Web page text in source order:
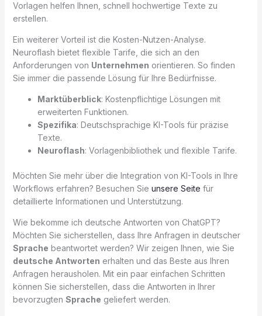
Vorlagen helfen Ihnen, schnell hochwertige Texte zu
erstellen.
Ein weiterer Vorteil ist die Kosten-Nutzen-Analyse.
Neuroflash bietet flexible Tarife, die sich an den
Anforderungen von Unternehmen orientieren. So finden
Sie immer die passende Lösung für Ihre Bedürfnisse.
Marktüberblick: Kostenpflichtige Lösungen mit
erweiterten Funktionen.
Spezifika: Deutschsprachige KI-Tools für präzise
Texte.
Neuroflash: Vorlagenbibliothek und flexible Tarife.
Möchten Sie mehr über die Integration von KI-Tools in Ihre
Workflows erfahren? Besuchen Sie unsere Seite für
detaillierte Informationen und Unterstützung.
Wie bekomme ich deutsche Antworten von ChatGPT?
Möchten Sie sicherstellen, dass Ihre Anfragen in deutscher
Sprache beantwortet werden? Wir zeigen Ihnen, wie Sie
deutsche Antworten erhalten und das Beste aus Ihren
Anfragen herausholen. Mit ein paar einfachen Schritten
können Sie sicherstellen, dass die Antworten in Ihrer
bevorzugten Sprache geliefert werden.